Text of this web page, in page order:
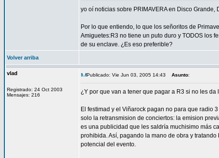
yo oí noticias sobre PRIMAVERA en Disco
Por lo que entiendo, lo que los señoritos de
Amiguetes:R3 no tiene un puto duro y TODOS los
de su enclave. ¿Es eso preferible?
Volver arriba
vlad
Registrado: 24 Oct 2003
Mensajes: 216
Publicado: Vie Jun 03, 2005 14:43 Asunto:
¿Y por que van a tener que pagar a R3 si no les
El festimad y el Viñarock pagan no para que radio
solo la retransmision de conciertos: la emision
es una publicidad que les saldría muchisimo más
prohibida. Así, pagando la mano de obra y
potencial del evento.